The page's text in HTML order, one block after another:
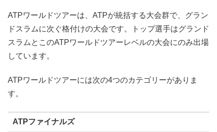
ATPワールドツアーは、ATPが統括する大会群で、グラン
ドスラムに次ぐ格付けの大会です。トップ選手はグランド
スラムとこのATPワールドツアーレベルの大会にのみ出場
しています。
ATPワールドツアーには次の4つのカテゴリーがありま
す。
ATPファイナルズ